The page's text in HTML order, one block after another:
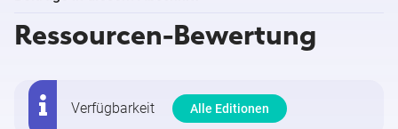
Grundlagen des Ressourcenbereichs
Info-Boxen für Ressourcen, Teams und Rollen im Portfolio
Designer
Ressourcen-Bewertung
Verfügbarkeit Alle Editionen